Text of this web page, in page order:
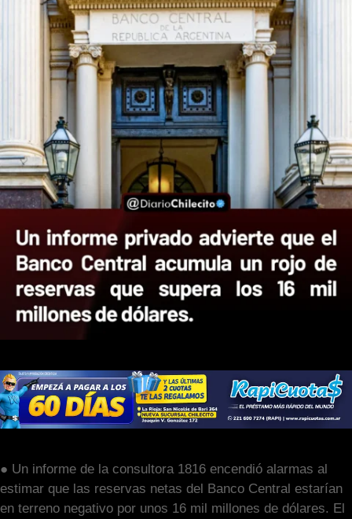
● Un informe de la consultora 1816 encendió alarmas al
estimar que las reservas netas del Banco Central estarían
en terreno negativo por unos 16 mil millones de dólares. El